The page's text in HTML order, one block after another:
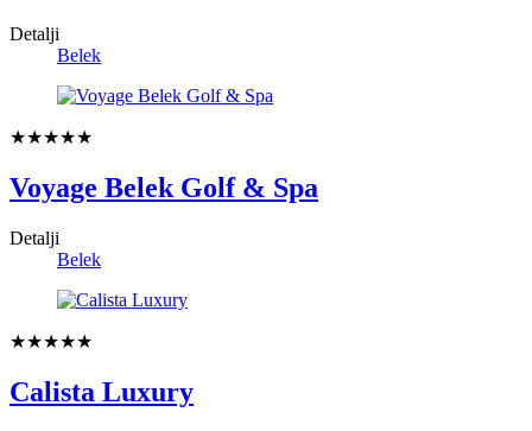
Detalji
Belek
★★★★★
Voyage Belek Golf & Spa
Detalji
Belek
★★★★★
Calista Luxury